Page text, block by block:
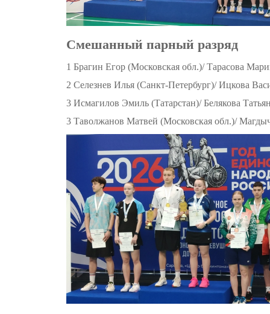
Смешанный парный разряд
1 Брагин Егор (Московская обл.)/ Тарасова
2 Селезнев Илья (Санкт-Петербург)/ Ицкова
3 Исмагилов Эмиль (Татарстан)/ Белякова
3 Таволжанов Матвей (Московская обл.)/